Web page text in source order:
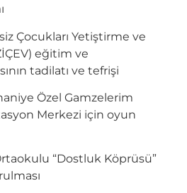
Çocukları Yetiştirme ve
eğitim ve
tadilatı ve tefrişi
Özel Gamzelerim
Merkezi için oyun
“Dostluk Köprüsü”